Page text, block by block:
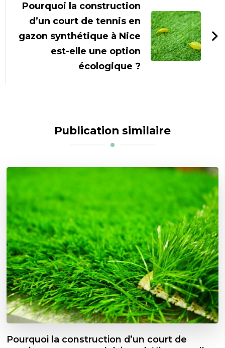
Pourquoi la construction
d’un court de tennis en
gazon synthétique à Nice
est-elle une option
écologique ?
Publication similaire
Pourquoi la construction d’un court de